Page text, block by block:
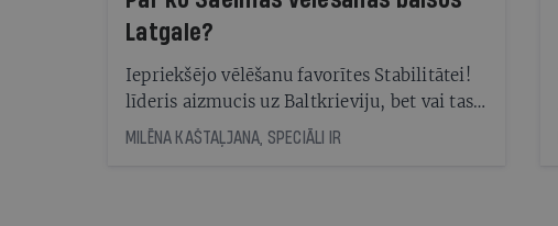
Latgale?
Iepriekšējo vēlēšanu favorītes Stabilitātei!
līderis aizmucis uz Baltkrieviju, bet vai tas
vairos Šlesera partijas izredzes?
MILĒNA KAŠTAĻJANA, SPECIĀLI IR